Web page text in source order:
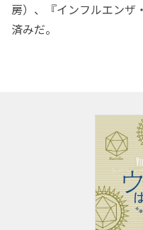
房）、『インフルエンザ
済みだ。